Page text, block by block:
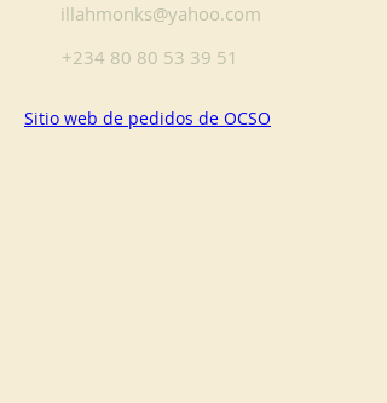
illahmonks@yahoo.com
+234 80 80 53 39 51
Sitio web de pedidos de OCSO